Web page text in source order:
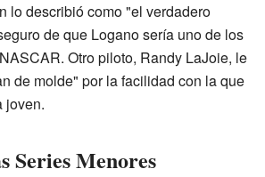
lo describió como "el verdadero
de que Logano sería uno de los
Otro piloto, Randy LaJoie, le
de molde" por la facilidad con la que
joven.
Series Menores